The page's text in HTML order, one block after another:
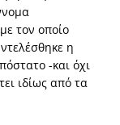
τον οποίο
η
-και όχι
ιδίως από τα